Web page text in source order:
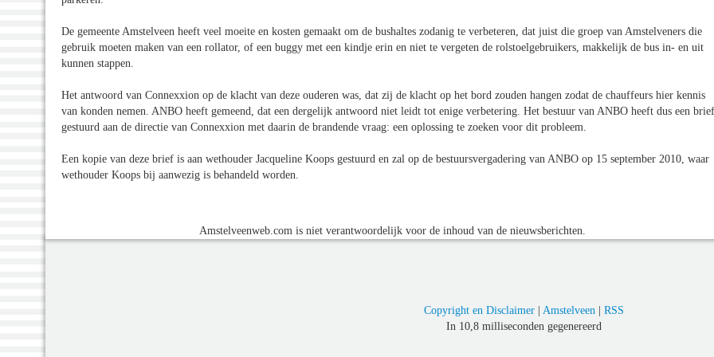
De gemeente Amstelveen heeft veel moeite en kosten gemaakt om de bushaltes zodanig te verbeteren, dat juist die groep van Amstelveners die
gebruik moeten maken van een rollator, of een buggy met een kindje erin en niet te vergeten de rolstoelgebruikers, makkelijk de bus in- en uit
kunnen stappen.
Het antwoord van Connexxion op de klacht van deze ouderen was, dat zij de klacht op het bord zouden hangen zodat de chauffeurs hier kennis
van konden nemen. ANBO heeft gemeend, dat een dergelijk antwoord niet leidt tot enige verbetering. Het bestuur van ANBO heeft dus een brief
gestuurd aan de directie van Connexxion met daarin de brandende vraag: een oplossing te zoeken voor dit probleem.
Een kopie van deze brief is aan wethouder Jacqueline Koops gestuurd en zal op de bestuursvergadering van ANBO op 15 september 2010, waar
wethouder Koops bij aanwezig is behandeld worden.
Amstelveenweb.com is niet verantwoordelijk voor de inhoud van de nieuwsberichten.
Copyright en Disclaimer| Amstelveen | RSS
In 10,8 milliseconden gegenereerd